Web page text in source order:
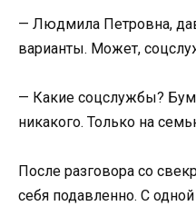
— Людмила Петровна,
варианты. Может,
— Какие соцслужбы?
никакого. Только на
После разговора со
себя подавленно. С